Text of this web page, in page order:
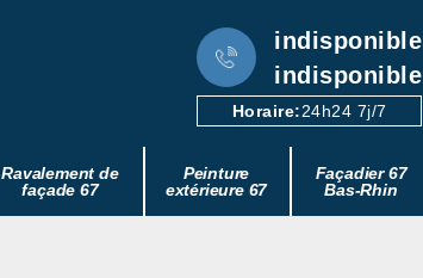
indisponible
indisponible
Horaire:24h24 7j/7
Ravalement de
façade 67
Peinture
extérieure 67
Façadier 67
Bas-Rhin